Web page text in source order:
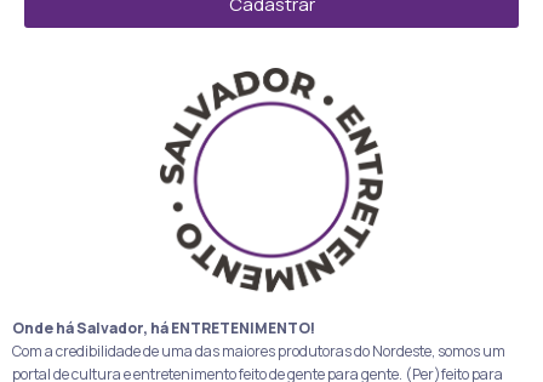
Onde há Salvador, há ENTRETENIMENTO!
Com a credibilidade de uma das maiores produtoras do Nordeste, somos um
portal de cultura e entretenimento feito de gente para gente. (Per)feito para